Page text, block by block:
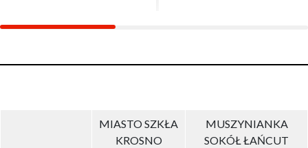
MIASTO SZKŁA
KROSNO
MUSZYNIANKA
SOKÓŁ ŁAŃCUT